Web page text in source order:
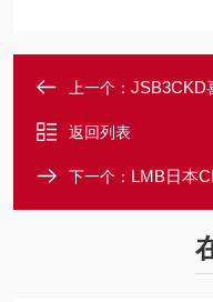
上一个： JSB3CKD
返回列表
下一个： LMB日本